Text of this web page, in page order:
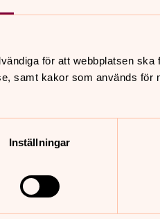
för att webbplatsen
samt kakor som används
Inställningar